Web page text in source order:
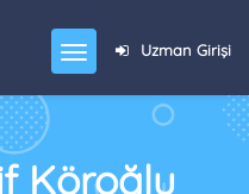
Uzman Girişi
Köroğlu